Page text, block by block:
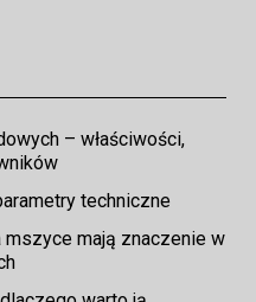
– właściwości,
techniczne
mają znaczenie w